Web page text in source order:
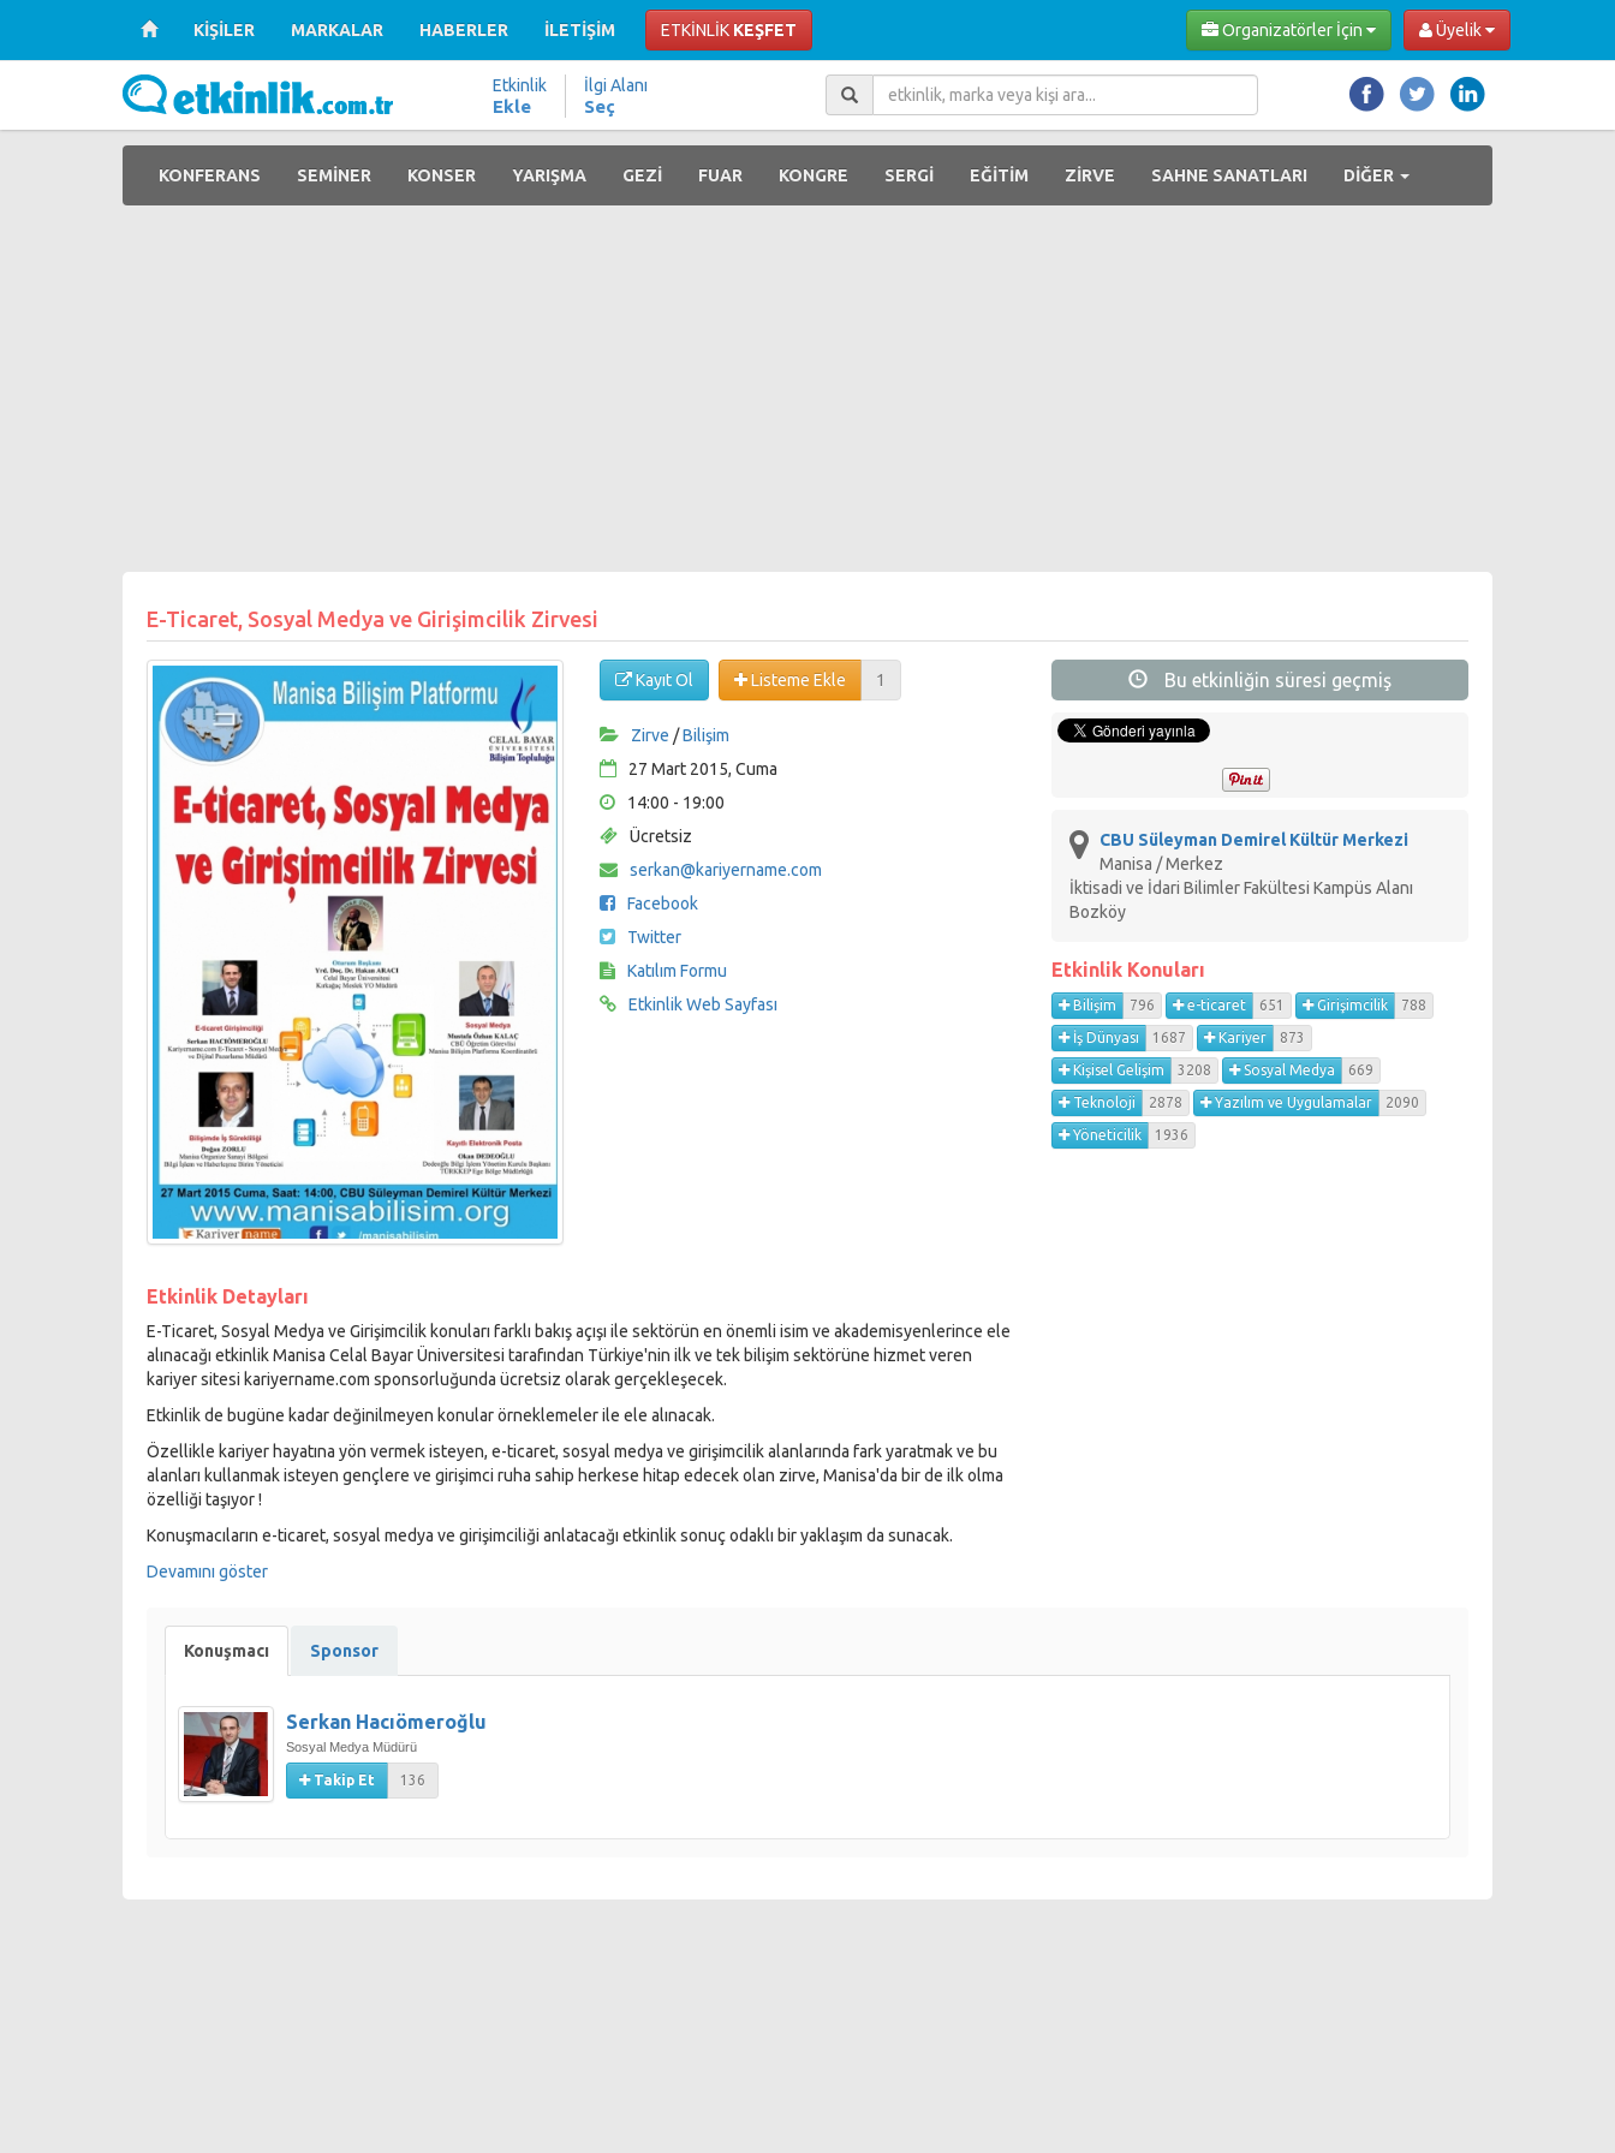
KİŞİLER MARKALAR HABERLER İLETİŞİM ETKİNLİK KEŞFET Üyelik
Organizatörler İçin
Etkinlik
Ekle
İlgi Alanı
Seç
KONFERANS SEMİNER KONSER YARIŞMA GEZİ FUAR KONGRE SERGİ EĞİTİM ZİRVE SAHNE SANATLARI DİĞER
E-Ticaret, Sosyal Medya ve Girişimcilik Zirvesi
Kayıt Ol Listeme Ekle 1
Zirve /Bilişim
27 Mart 2015, Cuma
14:00 - 19:00
Ücretsiz
serkan@kariyername.com
Facebook
Twitter
Katılım Formu
Etkinlik Web Sayfası
Etkinlik Detayları
E-Ticaret, Sosyal Medya ve Girişimcilik konuları farklı bakış açışı ile sektörün en önemli isim ve akademisyenlerince ele
alınacağı etkinlik Manisa Celal Bayar Üniversitesi tarafından Türkiye'nin ilk ve tek bilişim sektörüne hizmet veren
kariyer sitesi kariyername.com sponsorluğunda ücretsiz olarak gerçekleşecek.
Etkinlik de bugüne kadar değinilmeyen konular örneklemeler ile ele alınacak.
Özellikle kariyer hayatına yön vermek isteyen, e-ticaret, sosyal medya ve girişimcilik alanlarında fark yaratmak ve bu
alanları kullanmak isteyen gençlere ve girişimci ruha sahip herkese hitap edecek olan zirve, Manisa'da bir de ilk olma
özelliği taşıyor !
Konuşmacıların e-ticaret, sosyal medya ve girişimciliği anlatacağı etkinlik sonuç odaklı bir yaklaşım da sunacak.
Devamını göster
Bu etkinliğin süresi geçmiş
CBU Süleyman Demirel Kültür Merkezi
Manisa / Merkez
İktisadi ve İdari Bilimler Fakültesi Kampüs Alanı
Bozköy
Etkinlik Konuları
Bilişim 796 e-ticaret 651 Girişimcilik 788
İş Dünyası 1687 Kariyer 873
Kişisel Gelişim 3208 Sosyal Medya 669
Teknoloji 2878 Yazılım ve Uygulamalar 2090
Yöneticilik 1936
Konuşmacı Sponsor
Serkan Hacıömeroğlu
Sosyal Medya Müdürü
Takip Et 136